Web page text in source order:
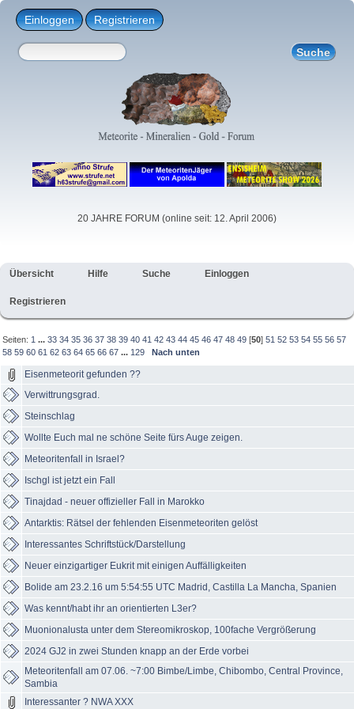
Einloggen Registrieren
20 JAHRE FORUM (online seit: 12. April 2006)
Übersicht Hilfe Suche Einloggen
Registrieren
Seiten: 1 ...33 34 35 36 37 38 39 40 41 42 43 44 45 46 47 48 49 [50]51 52 53 54 55 56 57
58 59 60 61 62 63 64 65 66 67 ... 129 Nach unten
Eisenmeteorit gefunden ??
Verwittrungsgrad.
Steinschlag
Wollte Euch mal ne schöne Seite fürs Auge zeigen.
Meteoritenfall in Israel?
Ischgl ist jetzt ein Fall
Tinajdad - neuer offizieller Fall in Marokko
Antarktis: Rätsel der fehlenden Eisenmeteoriten gelöst
Interessantes Schriftstück/Darstellung
Neuer einzigartiger Eukrit mit einigen Auffälligkeiten
Bolide am 23.2.16 um 5:54:55 UTC Madrid, Castilla La Mancha, Spanien
Was kennt/habt ihr an orientierten L3er?
Muonionalusta unter dem Stereomikroskop, 100fache Vergrößerung
2024 GJ2 in zwei Stunden knapp an der Erde vorbei
Meteoritenfall am 07.06. ~7:00 Bimbe/Limbe, Chibombo, Central Province,
Sambia
Interessanter ? NWA XXX